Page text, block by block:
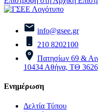
info@gsee.gr
210 8202100
Πατησίων 69 &
10434 Αθήνα, ΤΘ
Ενημέρωση
Δελτία Τύπου